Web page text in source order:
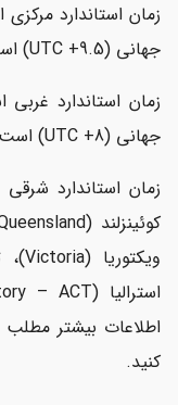
جهانی (UTC +9.5) است.
جهانی (UTC +8) است.
اطلاعات بیشتر مطلب
کنید.